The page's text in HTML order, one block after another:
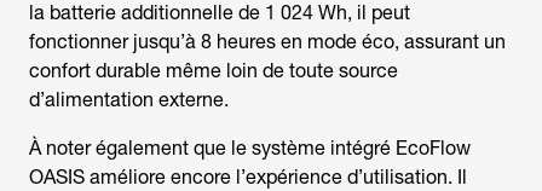
la batterie additionnelle de 1 024 Wh, il peut
fonctionner jusqu’à 8 heures en mode éco, assurant un
confort durable même loin de toute source
d’alimentation externe.
À noter également que le système intégré EcoFlow
OASIS améliore encore l’expérience d’utilisation. Il